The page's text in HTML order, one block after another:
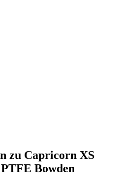
zu Capricorn XS
Bowden